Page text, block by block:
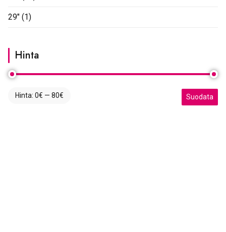
29" (1)
Hinta
Minimihinta
Suodata
Hinta: 0€ — 80€